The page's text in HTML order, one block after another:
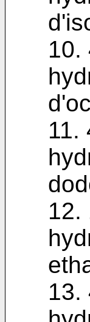
10.
11.
12.
13.